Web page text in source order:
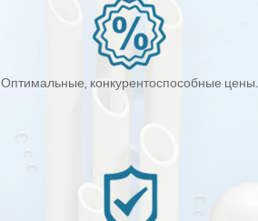
Оптимальные, конкурентоспособные цены.